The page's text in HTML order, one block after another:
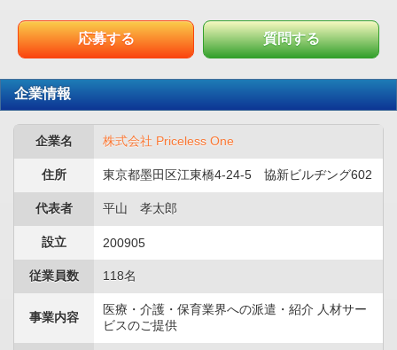
応募する 質問する
企業情報
企業名 株式会社 Priceless One
住所 東京都墨田区江東橋4-24-5 協新ビルヂング602
代表者 平山 孝太郎
設立 200905
従業員数 118名
事業内容
医療・介護・保育業界への派遣・紹介 人材サー
ビスのご提供